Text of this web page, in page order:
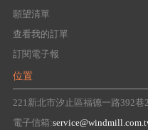
願望清單
查看我的訂單
訂閱電子報
位置
221新北市汐止區福德一路392巷
電子信箱: